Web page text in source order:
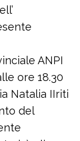
ANPI
ore 18.30
Natalia IIriti
del